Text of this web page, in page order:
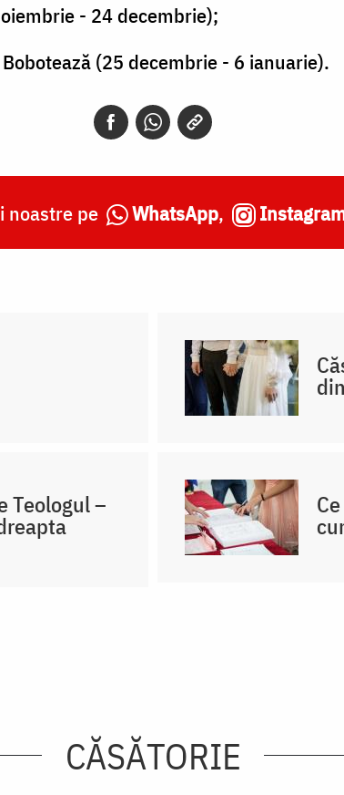
- 24 decembrie);
(25 decembrie - 6 ianuarie).
noastre pe WhatsApp,
Teologul –
CĂSĂTORIE